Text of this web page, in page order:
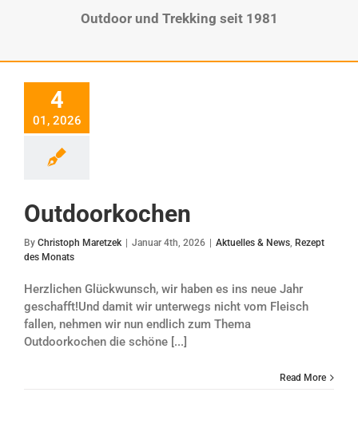
Outdoor und Trekking seit 1981
4
01, 2026
Outdoorkochen
By Christoph Maretzek | Januar 4th, 2026 | Aktuelles & News, Rezept
des Monats
Herzlichen Glückwunsch, wir haben es ins neue Jahr
geschafft!Und damit wir unterwegs nicht vom Fleisch
fallen, nehmen wir nun endlich zum Thema
Outdoorkochen die schöne [...]
Read More